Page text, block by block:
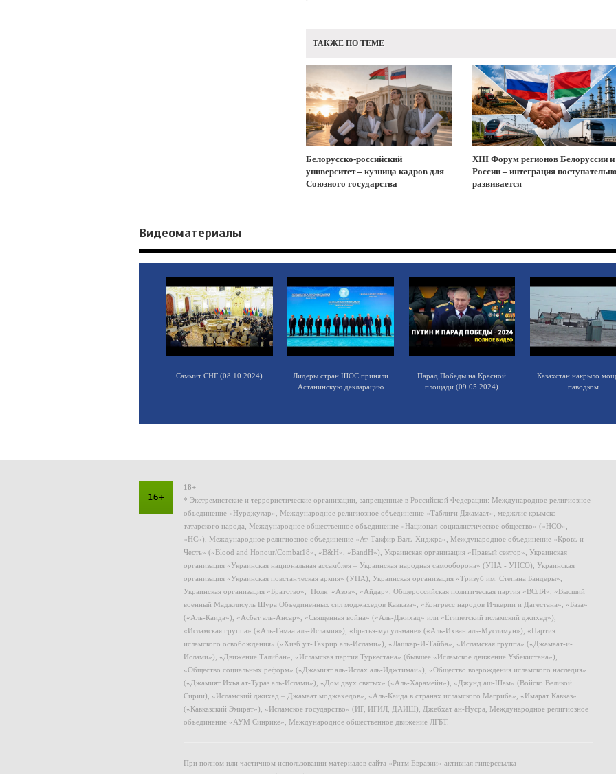
ТАКЖЕ ПО ТЕМЕ
Белорусско-российский
университет – кузница кадров для
Союзного государства
XIII Форум регионов Белоруссии и
России – интеграция
развивается
Видеоматериалы
Саммит СНГ (08.10.2024)
Лидеры стран ШОС приняли
Астанинскую декларацию
Парад Победы на Красной
площади (09.05.2024)
Казахстан накрыло
паводком
18+
* Экстремистские и террористические организации, запрещенные в Российской Федерации: Международное религиозное
объединение «Нурджулар», Международное религиозное объединение «Таблиги Джамаат», меджлис крымско-
татарского народа, Международное общественное объединение «Национал-социалистическое общество» («НСО»,
«НС»), Международное религиозное объединение «Ат-Такфир Валь-Хиджра», Международное объединение «Кровь и
Честь» («Blood and Honour/Combat18», «B&H», «BandH»), Украинская организация «Правый сектор», Украинская
организация «Украинская национальная ассамблея – Украинская народная самооборона» (УНА - УНСО), Украинская
организация «Украинская повстанческая армия» (УПА), Украинская организация «Тризуб им. Степана Бандеры»,
Украинская организация «Братство», Полк «Азов», «Айдар», Общероссийская политическая партия «ВОЛЯ», «Высший
военный Маджлисуль Шура Объединенных сил моджахедов Кавказа», «Конгресс народов Ичкерии и Дагестана», «База»
(«Аль-Каида»), «Асбат аль-Ансар», «Священная война» («Аль-Джихад» или «Египетский исламский джихад»),
«Исламская группа» («Аль-Гамаа аль-Исламия»), «Братья-мусульмане» («Аль-Ихван аль-Муслимун»), «Партия
исламского освобождения» («Хизб ут-Тахрир аль-Ислами»), «Лашкар-И-Тайба», «Исламская группа» («Джамаат-и-
Ислами»), «Движение Талибан», «Исламская партия Туркестана» (бывшее «Исламское движение Узбекистана»),
«Общество социальных реформ» («Джамият аль-Ислах аль-Иджтимаи»), «Общество возрождения исламского наследия»
(«Джамият Ихья ат-Тураз аль-Ислами»), «Дом двух святых» («Аль-Харамейн»), «Джунд аш-Шам» (Войско Великой
Сирии), «Исламский джихад – Джамаат моджахедов», «Аль-Каида в странах исламского Магриба», «Имарат Кавказ»
(«Кавказский Эмират»), «Исламское государство» (ИГ, ИГИЛ, ДАИШ), Джебхат ан-Нусра, Международное религиозное
объединение «АУМ Синрике», Международное общественное движение ЛГБТ.
При полном или частичном использовании материалов сайта «Ритм Евразии» активная гиперссылка